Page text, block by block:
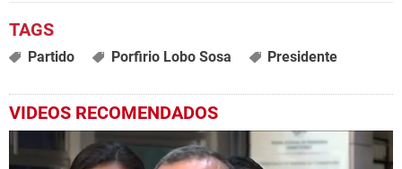
Partido Porfirio Lobo Sosa Presidente
VIDEOS RECOMENDADOS